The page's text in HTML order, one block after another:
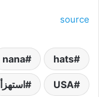
source
hats
nana
USA استهزأ